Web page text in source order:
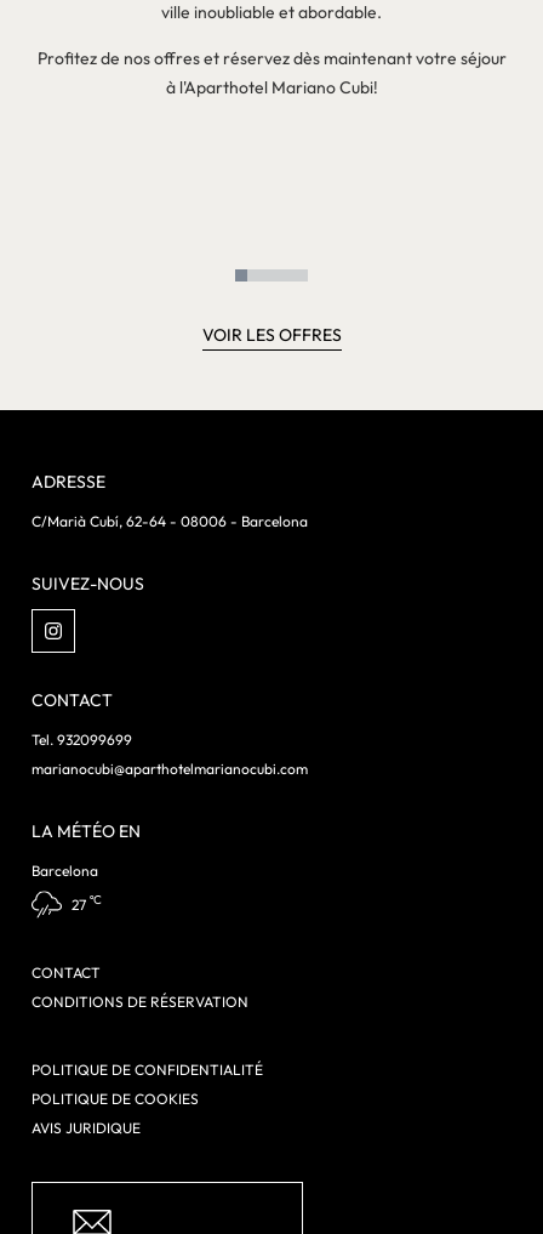
ville inoubliable et abordable.
Profitez de nos offres et réservez dès maintenant votre séjour
à l'Aparthotel Mariano Cubi!
VOIR LES OFFRES
ADRESSE
C/Marià Cubí, 62-64 - 08006 - Barcelona
SUIVEZ-NOUS
CONTACT
Tel. 932099699
marianocubi@aparthotelmarianocubi.com
LA MÉTÉO EN
Barcelona
27 ºC
CONTACT
CONDITIONS DE RÉSERVATION
POLITIQUE DE CONFIDENTIALITÉ
POLITIQUE DE COOKIES
AVIS JURIDIQUE